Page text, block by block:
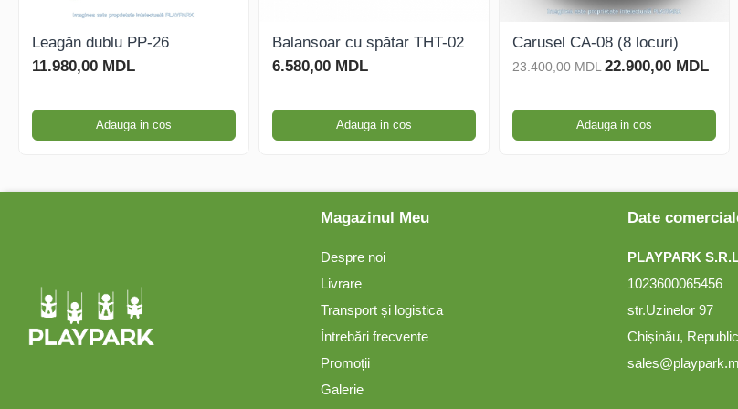
Instrumente Muzicale
Pardoseli din Cauciuc
Elemente Incluzive
Leagăn dublu PP-26
11.980,00 MDL
Adauga in cos
Balansoar cu spătar THT-02
6.580,00 MDL
Adauga in cos
Carusel CA-08 (8 locuri)
23.400,00 MDL22.900,00 MDL
Adauga in cos
Magazinul Meu
Despre noi
Livrare
Transport și logistica
Întrebări frecvente
Promoții
Galerie
Date
PLAYPARK
1023600065456
str.Uzinelor 97
Chișinău,